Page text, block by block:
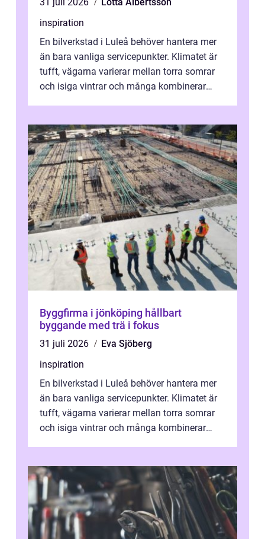
inspiration
En bilverkstad i Luleå behöver hantera mer
än bara vanliga servicepunkter. Klimatet är
tufft, vägarna varierar mellan torra somrar
och isiga vintrar och många kombinerar
Byggfirma i jönköping hållbart
byggande med trä i fokus
31 juli 2026
Eva Sjöberg
inspiration
En bilverkstad i Luleå behöver hantera mer
än bara vanliga servicepunkter. Klimatet är
tufft, vägarna varierar mellan torra somrar
och isiga vintrar och många kombinerar